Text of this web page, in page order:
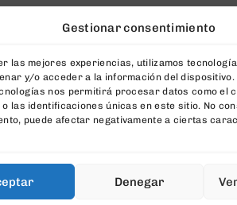
Gestionar consentimiento
las mejores experiencias, utilizamos
y/o acceder a la información del dispositivo.
nos permitirá procesar datos como el
o las identificaciones únicas en este sitio. No
puede afectar negativamente a ciertas
Denegar
ConToner